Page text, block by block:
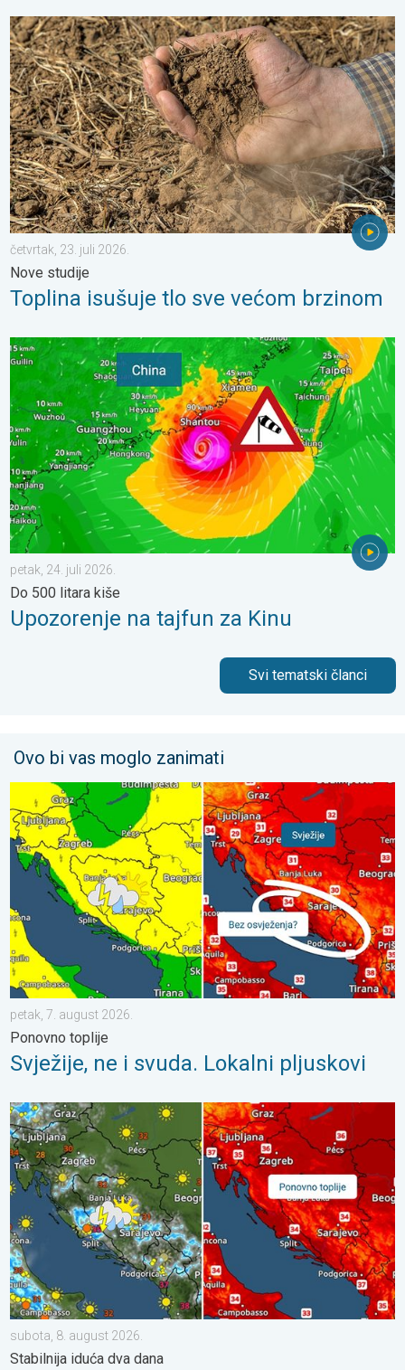
Toplina isušuje tlo sve većom brzinom. Nove studije. . .
četvrtak, 23. juli 2026.
Nove studije
Toplina isušuje tlo sve većom brzinom
Upozorenje na tajfun za Kinu. Do 500 litara kiše. . . petak, 24.
petak, 24. juli 2026.
Do 500 litara kiše
Upozorenje na tajfun za Kinu
Svi tematski članci
Ovo bi vas moglo zanimati
Svježije, ne i svuda. Lokalni pljuskovi. Ponovno toplije. . .
petak, 7. august 2026.
Ponovno toplije
Svježije, ne i svuda. Lokalni pljuskovi
Pljuskovi ponegdje, od nedjelje preko 35°C. Stabilnija iduća
subota, 8. august 2026.
Stabilnija iduća dva dana